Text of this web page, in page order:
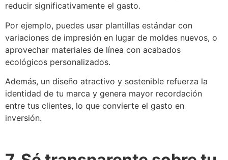
reducir significativamente el gasto.
Por ejemplo, puedes usar plantillas estándar con
variaciones de impresión en lugar de moldes nuevos, o
aprovechar materiales de línea con acabados
ecológicos personalizados.
Además, un diseño atractivo y sostenible refuerza la
identidad de tu marca y genera mayor recordación
entre tus clientes, lo que convierte el gasto en
inversión.